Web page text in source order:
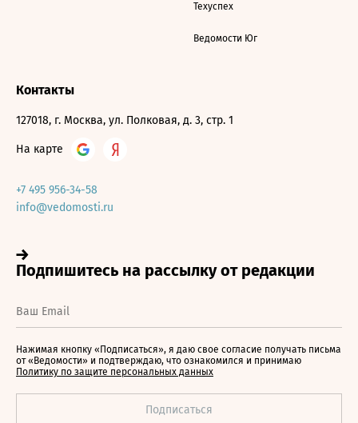
Техуспех
Ведомости Юг
Контакты
127018, г. Москва, ул. Полковая, д. 3, стр. 1
На карте
+7 495 956-34-58
info@vedomosti.ru
Нажимая кнопку «Подписаться», я даю свое согласие получать письма
от «Ведомости» и подтверждаю, что ознакомился и принимаю
Политику по защите персональных данных